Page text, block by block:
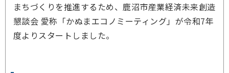
まちづくりを推進するため、鹿沼市産業経済未来創造
懇談会 愛称「かぬまエコノミーティング」が令和7年
度よりスタートしました。